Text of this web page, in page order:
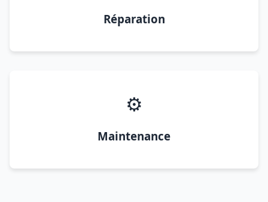
Réparation
⚙️
Maintenance